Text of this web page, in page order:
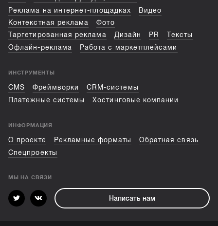
Реклама на интернет-площадках
Видео
Контекстная реклама
Фото
Таргетированная реклама
Дизайн PR
Тексты
Офлайн-реклама
Работа с маркетплейсами
ИНСТРУМЕНТЫ
CMS Фреймворки
CRM-системы
Платежные системы
Хостинговые компании
ИНФОРМАЦИЯ
О проекте Рекламные форматы
Обратная связь
Спецпроекты
МЫ НА СВЯЗИ
Написать нам